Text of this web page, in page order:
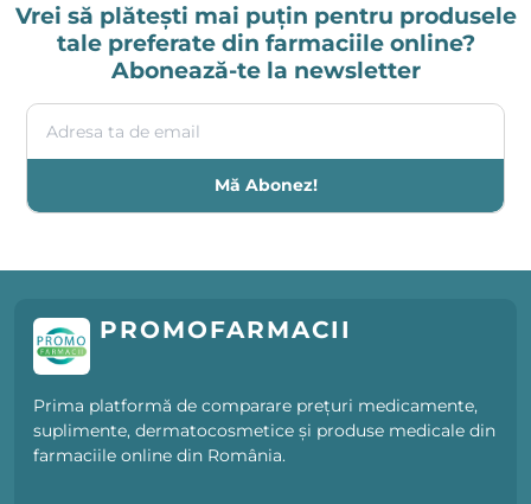
Vrei să plătești mai puțin pentru produsele
tale preferate din farmaciile online?
Abonează-te la newsletter
Adresa ta de email
Mă Abonez!
PROMOFARMACII
Prima platformă de comparare prețuri medicamente,
suplimente, dermatocosmetice și produse medicale din
farmaciile online din România.